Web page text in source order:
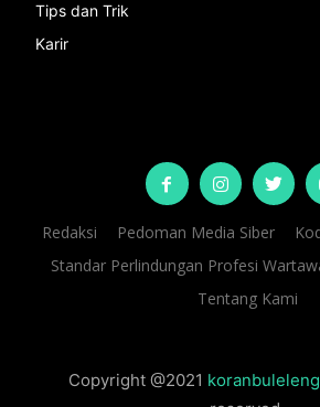
Tips dan Trik
Karir
Redaksi Pedoman Media Siber
Standar Perlindungan Profesi
Tentang Kami
Copyright @2021